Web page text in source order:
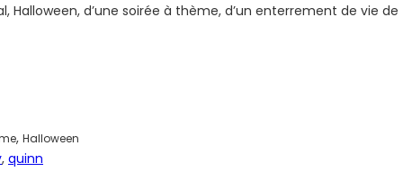
Halloween, d’une soirée à thème, d’un enterrement de vie de
, Halloween
, quinn